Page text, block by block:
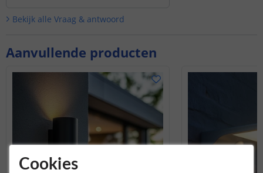
Aanvullende producten
Bekijk alle Vraag & antwoord
Cookies